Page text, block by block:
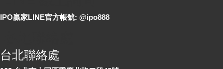
IPO贏家LINE官方帳號: @ipo888
台北聯絡處